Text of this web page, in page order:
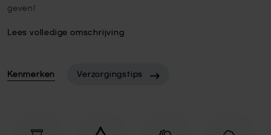
geven!
Lees volledige omschrijving
Kenmerken Verzorgingstips